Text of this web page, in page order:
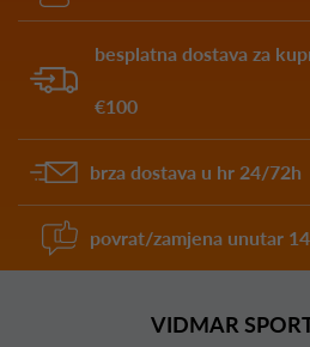
besplatna dostava za
€100
brza dostava u hr 24/72h
povrat/zamjena unutar
VIDMAR